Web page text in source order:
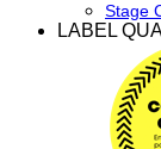
Stage
LABEL